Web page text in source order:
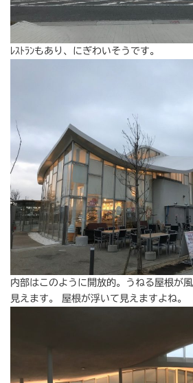
ﾚｽﾄﾗﾝもあり、にぎわいそうです。
内部はこのように開放的。うねる屋根が
見えます。 屋根が浮いて見えますよね。